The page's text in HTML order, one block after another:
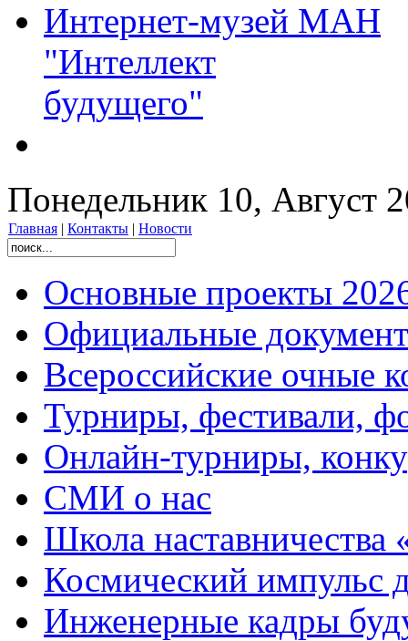
Интернет-музей МАН
"Интеллект
будущего"
Понедельник 10, Август
Главная | Контакты | Новости
Основные проекты
Официальные
Всероссийские очные
Турниры, фестивали,
Онлайн-турниры,
СМИ о нас
Школа
Космический импульс
Инженерные кадры